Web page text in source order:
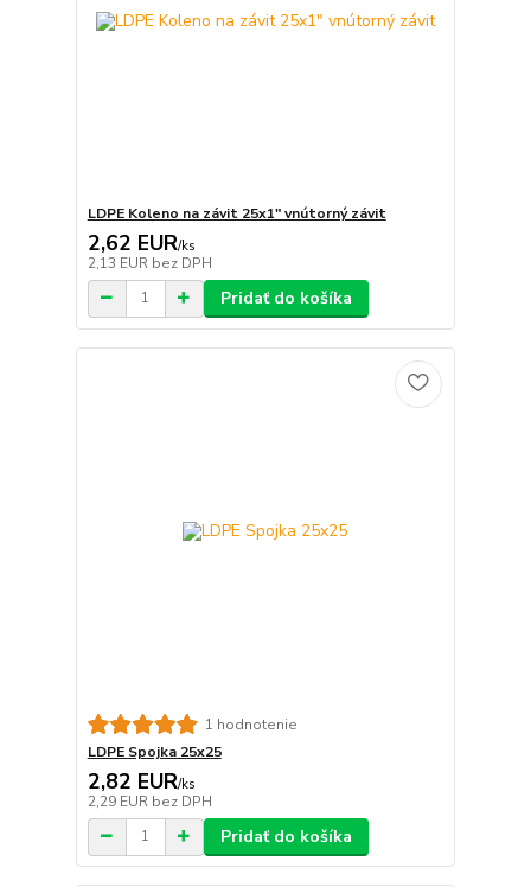
LDPE Koleno na závit 25x1" vnútorný závit
2,62 EUR/ks
2,13 EUR bez DPH
Pridať do košíka
1 hodnotenie
LDPE Spojka 25x25
2,82 EUR/ks
2,29 EUR bez DPH
Pridať do košíka